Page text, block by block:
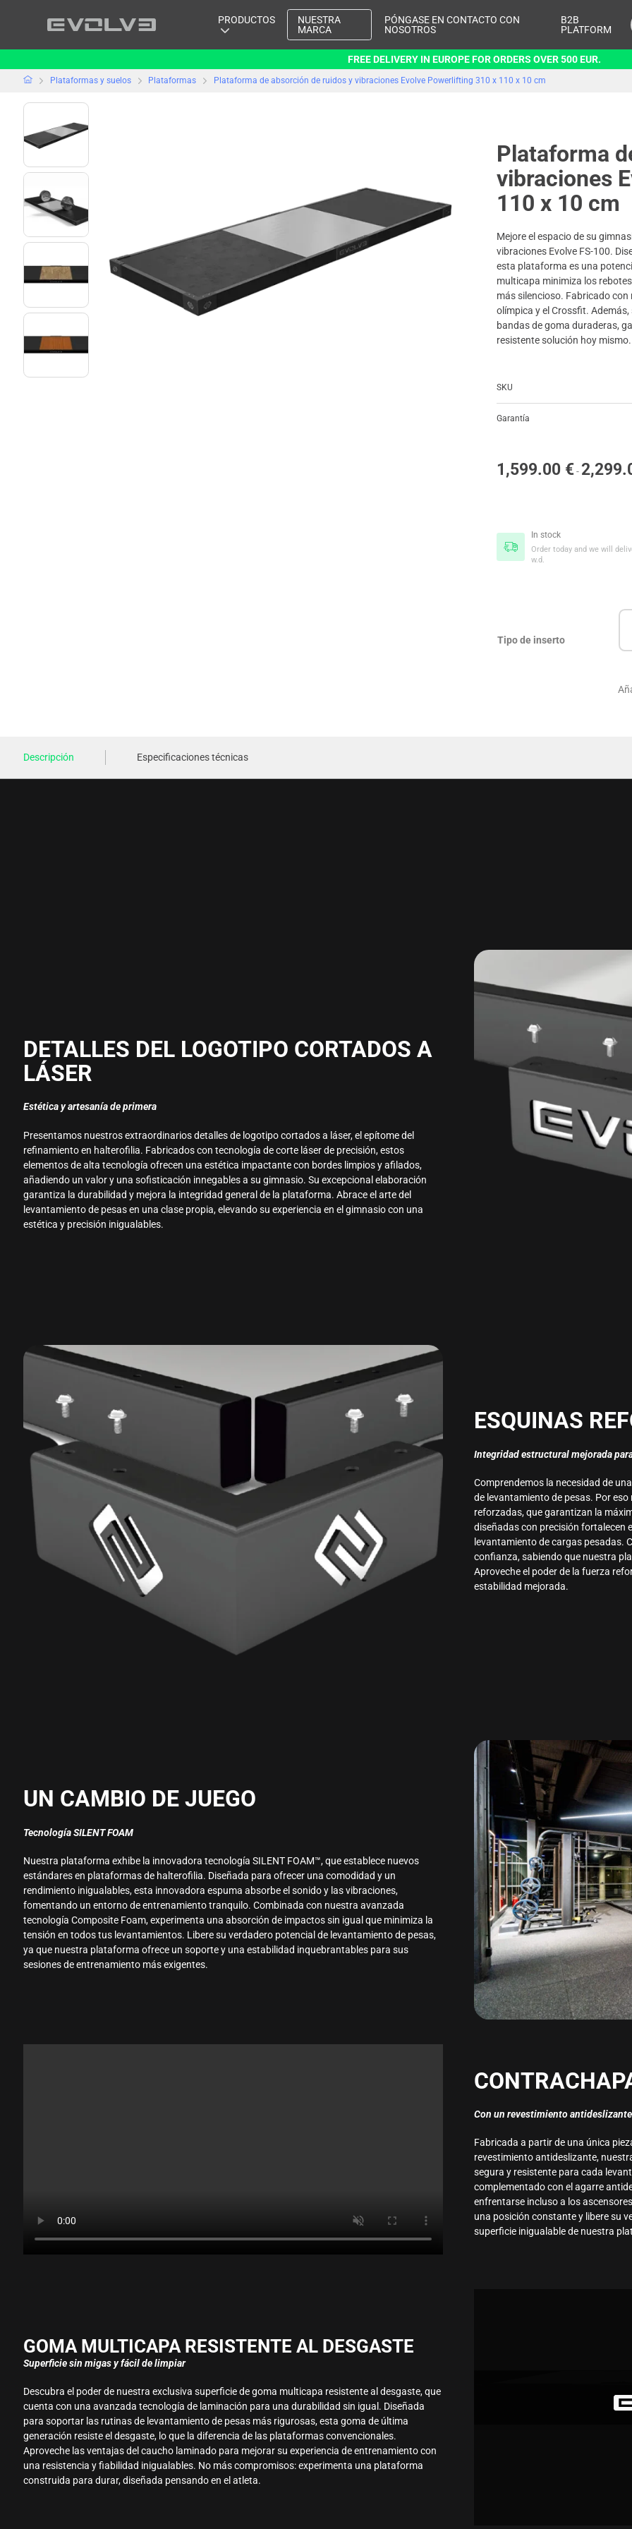
PRODUCTOS
NUESTRA
MARCA
PÓNGASE EN CONTACTO CON
NOSOTROS
B2B
PLATFORM
FREE DELIVERY IN EUROPE FOR ORDERS OVER 500 EUR.
Plataformas y suelos Plataformas Plataforma de absorción de ruidos y vibraciones Evolve Powerlifting 310 x 110 x 10 cm
Plataforma
vibraciones
110 x 10 cm
Mejore el espacio de su
vibraciones Evolve FS-100.
esta plataforma es una
multicapa minimiza los
más silencioso. Fabricado
olímpica y el Crossfit.
bandas de goma duraderas,
resistente solución hoy mismo.
SKU
Garantía
1,599.00 €-
In stock
Order today and we will
w.d.
Tipo de inserto
Descripción Especificaciones técnicas
DETALLES DEL LOGOTIPO CORTADOS A
LÁSER
Estética y artesanía de primera
Presentamos nuestros extraordinarios detalles de logotipo cortados a láser, el epítome del
refinamiento en halterofilia. Fabricados con tecnología de corte láser de precisión, estos
elementos de alta tecnología ofrecen una estética impactante con bordes limpios y afilados,
añadiendo un valor y una sofisticación innegables a su gimnasio. Su excepcional elaboración
garantiza la durabilidad y mejora la integridad general de la plataforma. Abrace el arte del
levantamiento de pesas en una clase propia, elevando su experiencia en el gimnasio con una
estética y precisión inigualables.
ESQUINAS
Integridad estructural mejorada
Comprendemos la necesidad de
de levantamiento de pesas. Por
reforzadas, que garantizan la
diseñadas con precisión fortalecen
levantamiento de cargas pesadas.
confianza, sabiendo que nuestra
Aproveche el poder de la fuerza
estabilidad mejorada.
UN CAMBIO DE JUEGO
Tecnología SILENT FOAM
Nuestra plataforma exhibe la innovadora tecnología SILENT FOAM™, que establece nuevos
estándares en plataformas de halterofilia. Diseñada para ofrecer una comodidad y un
rendimiento inigualables, esta innovadora espuma absorbe el sonido y las vibraciones,
fomentando un entorno de entrenamiento tranquilo. Combinada con nuestra avanzada
tecnología Composite Foam, experimenta una absorción de impactos sin igual que minimiza la
tensión en todos tus levantamientos. Libere su verdadero potencial de levantamiento de pesas,
ya que nuestra plataforma ofrece un soporte y una estabilidad inquebrantables para sus
sesiones de entrenamiento más exigentes.
Con un revestimiento
Fabricada a partir de una única
revestimiento antideslizante,
segura y resistente para cada
complementado con el agarre
enfrentarse incluso a los
una posición constante y libere su
superficie inigualable de nuestra
GOMA MULTICAPA RESISTENTE AL DESGASTE
Superficie sin migas y fácil de limpiar
Descubra el poder de nuestra exclusiva superficie de goma multicapa resistente al desgaste, que
cuenta con una avanzada tecnología de laminación para una durabilidad sin igual. Diseñada
para soportar las rutinas de levantamiento de pesas más rigurosas, esta goma de última
generación resiste el desgaste, lo que la diferencia de las plataformas convencionales.
Aproveche las ventajas del caucho laminado para mejorar su experiencia de entrenamiento con
una resistencia y fiabilidad inigualables. No más compromisos: experimenta una plataforma
construida para durar, diseñada pensando en el atleta.